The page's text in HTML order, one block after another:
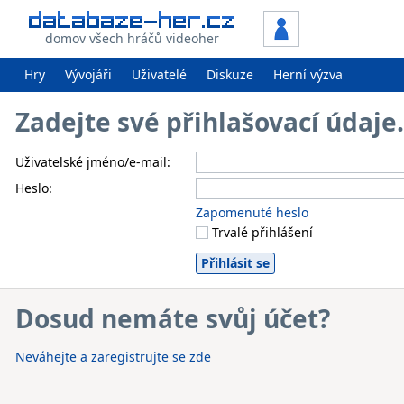
domov všech hráčů videoher
Hry Vývojáři Uživatelé Diskuze Herní výzva
Zadejte své přihlašovací
Uživatelské jméno/e-mail:
Heslo:
Zapomenuté heslo
Trvalé přihlášení
Dosud nemáte svůj účet?
Neváhejte a zaregistrujte se zde